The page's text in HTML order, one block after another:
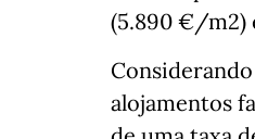
(5.890 €/m2)
alojamentos